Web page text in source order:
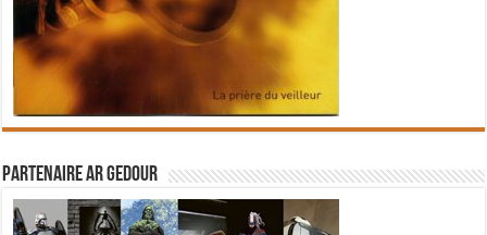
Partenaire Ar Gedour